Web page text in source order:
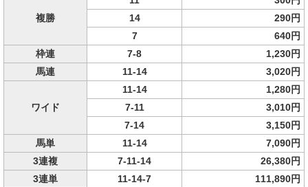
複勝
14
290円
7
640円
枠連
7-8
1,230円
馬連
11-14 3,020円
ワイド
11-14
1,280円
7-11
3,010円
7-14
3,150円
馬単
11-14
7,090円
3連複
7-11-14
26,380円
3連単
11-14-7 111,890円